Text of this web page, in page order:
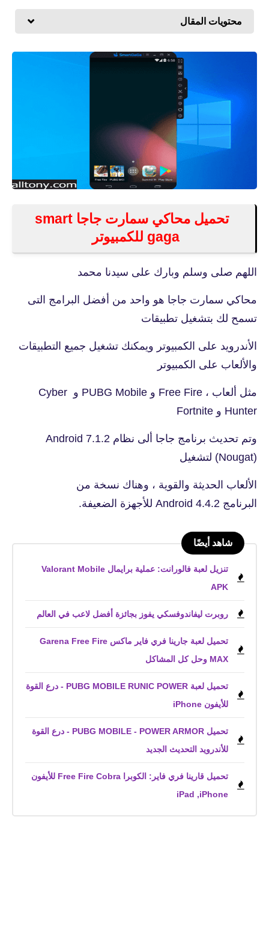
محتويات المقال
تحميل محاكي سمارت جاجا smart
gaga للكمبيوتر
اللهم صلى وسلم وبارك على سيدنا محمد
محاكي سمارت جاجا هو واحد من أفضل البرامج التى
تسمح لك بتشغيل تطبيقات
الأندرويد على الكمبيوتر ويمكنك تشغيل جميع التطبيقات
والألعاب على الكمبيوتر
مثل ألعاب ، Free Fire و PUBG Mobile و Cyber ​​
Hunter و Fortnite
وتم تحديث برنامج جاجا ألى نظام Android 7.1.2
(Nougat) لتشغيل
الألعاب الحديثة والقوية ، وهناك نسخة من
البرنامج Android 4.4.2 للأجهزة الضعيفة.
شاهد أيضًا
تنزيل لعبة فالورانت: عملية برايمال Valorant Mobile
APK
روبرت ليفاندوفسكي يفوز بجائزة أفضل لاعب في العالم
تحميل لعبة جارينا فري فاير ماكس Garena Free Fire
MAX‏ وحل كل المشاكل
تحميل لعبة PUBG MOBILE RUNIC POWER - درع القوة
للأيفون iPhone
تحميل PUBG MOBILE - POWER ARMOR - درع القوة
للأندرويد التحديث الجديد
تحميل قارينا فري فاير: الكوبرا Free Fire Cobra للأيفون
iPhone,‏ iPad